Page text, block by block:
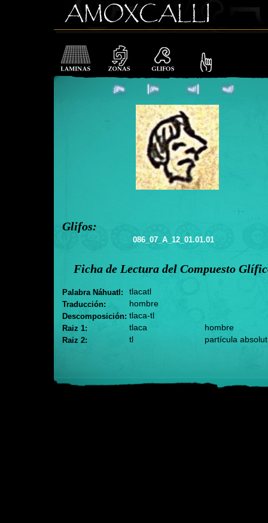
Glifos:
086_07_A_12_01.01.01
Ficha de Lectura del Compuesto
Palabra Náhuatl: tlacatl
Traducción: hombre
Descomposición: tlaca-tl
Raiz 1: tlaca hombre
Raiz 2: tl partícula